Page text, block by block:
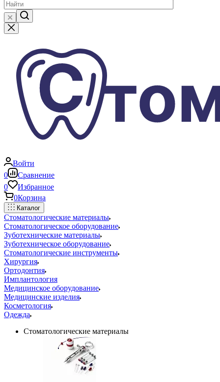
Войти
0
Сравнение
0
Избранное
0Корзина
Каталог
Стоматологические материалы
Стоматологическое оборудование
Зуботехнические материалы
Зуботехническое оборудование
Стоматологические инструменты
Хирургия
Ортодонтия
Имплантология
Медицинское оборудование
Медицинские изделия
Косметология
Одежда
Стоматологические материалы